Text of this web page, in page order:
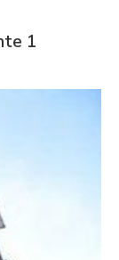
1